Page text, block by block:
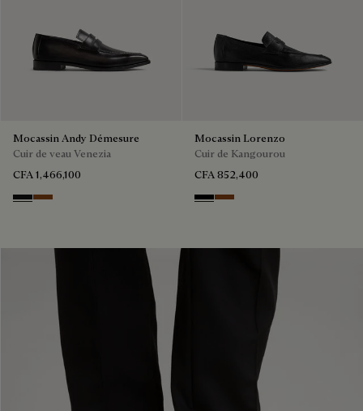
Mocassin Andy Démesure
Cuir de veau Venezia
CFA 1,466,100
NERO GRIGIO
Cacao Intenso
Mocassin Lorenzo
Cuir de Kangourou
CFA 852,400
NEROTABACCO